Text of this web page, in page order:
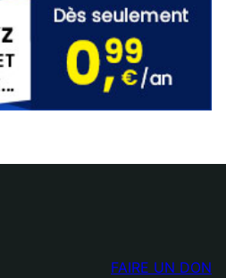
FAIRE UN DON